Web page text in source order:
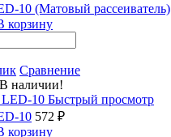
10 (Матовый рассеиватель)
корзину
Сравнение
В наличии!
Быстрый просмотр
10 572 ₽
корзину